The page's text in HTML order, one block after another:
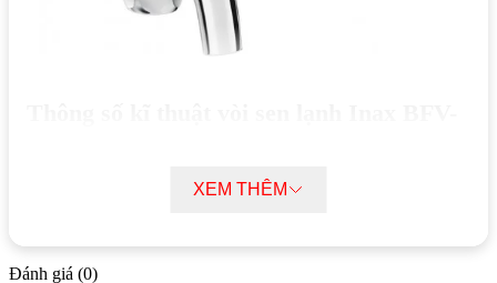
Vòi sen tắm lạnh INAX BFV-17-8C
XEM THÊM
Đánh giá (0)